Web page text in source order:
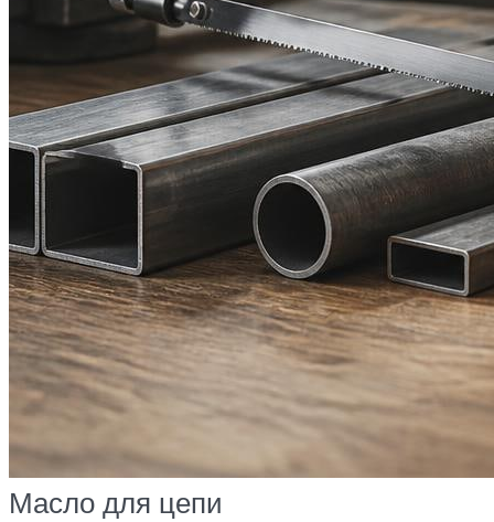
Масло для цепи